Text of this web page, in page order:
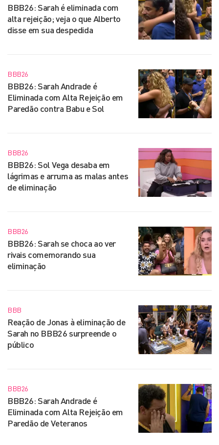
BBB26: Sarah é eliminada com
alta rejeição; veja o que Alberto
disse em sua despedida
BBB26
BBB26: Sarah Andrade é
Eliminada com Alta Rejeição em
Paredão contra Babu e Sol
BBB26
BBB26: Sol Vega desaba em
lágrimas e arruma as malas antes
de eliminação
BBB26
BBB26: Sarah se choca ao ver
rivais comemorando sua
eliminação
BBB
Reação de Jonas à eliminação de
Sarah no BBB26 surpreende o
público
BBB26
BBB26: Sarah Andrade é
Eliminada com Alta Rejeição em
Paredão de Veteranos